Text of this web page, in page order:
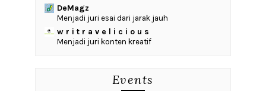
DeMagz
Menjadi juri esai dari jarak jauh
w r i t r a v e l i c i o u s
Menjadi juri konten kreatif
Events